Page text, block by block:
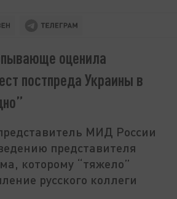
оценила
постпреда Украины в
МИД России
представителя
которому “тяжело”
русского коллеги